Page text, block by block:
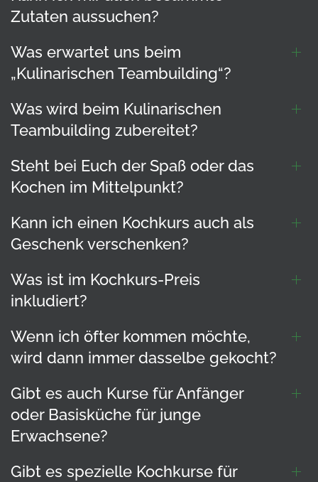
Zutaten aussuchen?
Was erwartet uns beim
„Kulinarischen Teambuilding“?
Was wird beim Kulinarischen
Teambuilding zubereitet?
Steht bei Euch der Spaß oder das
Kochen im Mittelpunkt?
Kann ich einen Kochkurs auch als
Geschenk verschenken?
Was ist im Kochkurs-Preis
inkludiert?
Wenn ich öfter kommen möchte,
wird dann immer dasselbe gekocht?
Gibt es auch Kurse für Anfänger
oder Basisküche für junge
Erwachsene?
Gibt es spezielle Kochkurse für